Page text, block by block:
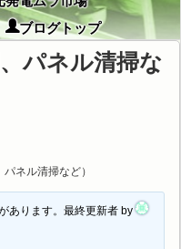
ブログトップ
パネル清掃な
ネル清掃など）
あります。最終更新者 by